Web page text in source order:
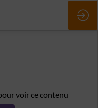
voir ce contenu